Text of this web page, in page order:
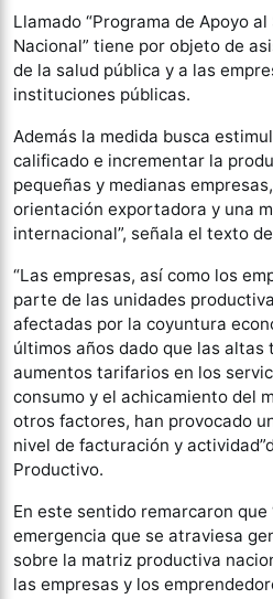
Llamado “Programa de Apoyo
Nacional” tiene por objeto de
de la salud pública y a las
instituciones públicas.
Además la medida busca
calificado e incrementar la
pequeñas y medianas
orientación exportadora y una
internacional”, señala el texto de
“Las empresas, así como los
parte de las unidades
afectadas por la coyuntura
últimos años dado que las altas
aumentos tarifarios en los
consumo y el achicamiento del
otros factores, han provocado
nivel de facturación y
Productivo.
En este sentido remarcaron que
emergencia que se atraviesa
sobre la matriz productiva
las empresas y los